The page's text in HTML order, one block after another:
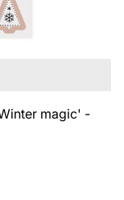
magic' -